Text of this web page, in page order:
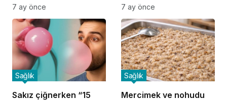
Amipler Klora Direniyor
7 ay önce
Rehberi
7 ay önce
Sakız çiğnerken “15
Sağlık
Mercimek ve nohudu
Sağlık